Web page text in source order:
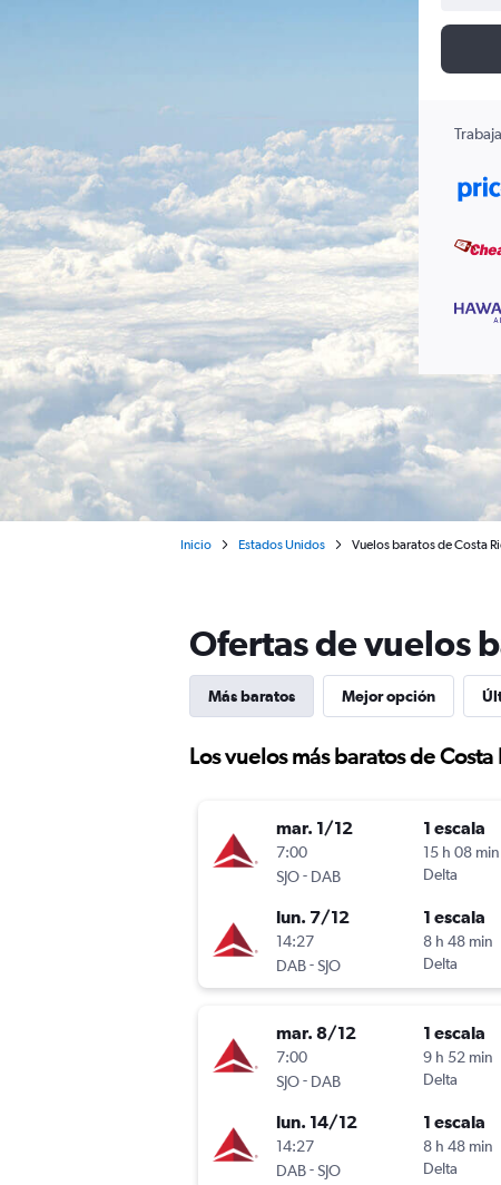
Inicio Estados Unidos Vuelos baratos de Costa
Ofertas de vuelos
Más baratos Mejor opción
Los vuelos más baratos de
mar. 1/12
7:00
SJO- DAB
1 escala
15 h 08 min
Delta
lun. 7/12
14:27
DAB-SJO
1 escala
8 h 48 min
Delta
mar. 8/12
7:00
SJO- DAB
1 escala
9 h 52 min
Delta
lun. 14/12
14:27
DAB-SJO
1 escala
8 h 48 min
Delta